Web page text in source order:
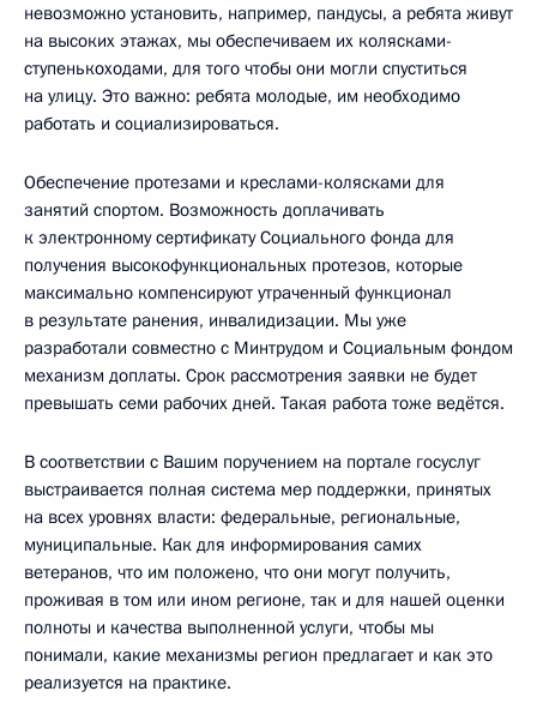
невозможно установить, например, пандусы, а ребята живут
на высоких этажах, мы обеспечиваем их колясками-
ступенькоходами, для того чтобы они могли спуститься
на улицу. Это важно: ребята молодые, им необходимо
работать и социализироваться.
Обеспечение протезами и креслами-колясками для
занятий спортом. Возможность доплачивать
к электронному сертификату Социального фонда для
получения высокофункциональных протезов, которые
максимально компенсируют утраченный функционал
в результате ранения, инвалидизации. Мы уже
разработали совместно с Минтрудом и Социальным фондом
механизм доплаты. Срок рассмотрения заявки не будет
превышать семи рабочих дней. Такая работа тоже ведётся.
В соответствии с Вашим поручением на портале госуслуг
выстраивается полная система мер поддержки, принятых
на всех уровнях власти: федеральные, региональные,
муниципальные. Как для информирования самих
ветеранов, что им положено, что они могут получить,
проживая в том или ином регионе, так и для нашей оценки
полноты и качества выполненной услуги, чтобы мы
понимали, какие механизмы регион предлагает и как это
реализуется на практике.